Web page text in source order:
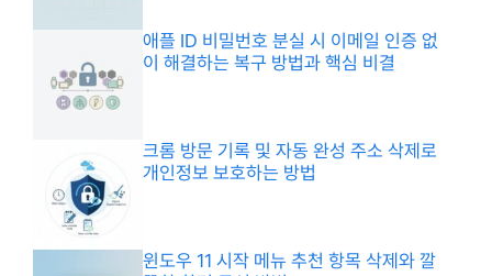
애플 ID 비밀번호 분실 시 이메일 인증 없
이 해결하는 복구 방법과 핵심 비결
크롬 방문 기록 및 자동 완성 주소 삭제로
개인정보 보호하는 방법
윈도우 11 시작 메뉴 추천 항목 삭제와 깔